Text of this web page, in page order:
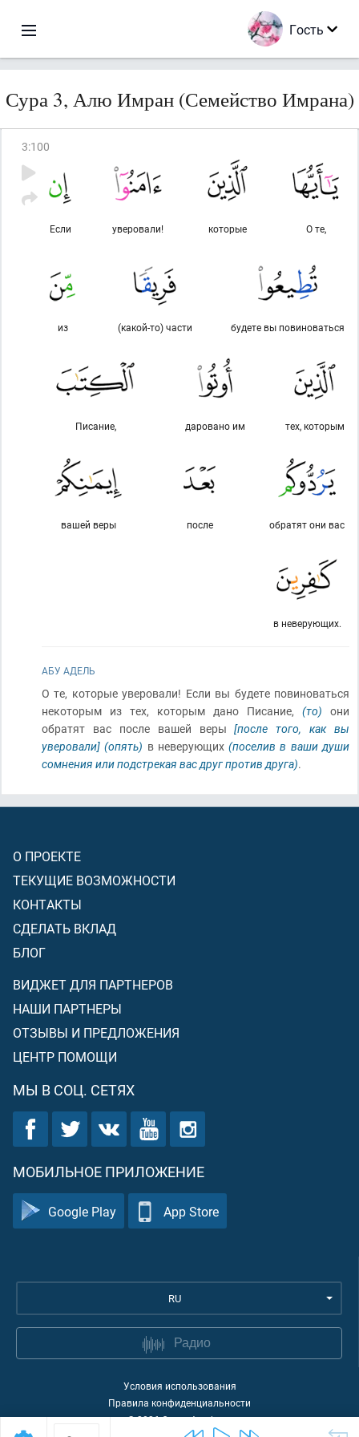
Гость
Сура 3, Алю Имран (Семейство Имрана)
3:100
О те,
которые
уверовали!
Если
будете вы повиноваться
(какой-то) части
из
тех, которым
даровано им
Писание,
обратят они вас
после
вашей веры
в неверующих.
АБУ АДЕЛЬ
О те, которые уверовали! Если вы будете повиноваться
некоторым из тех, которым дано Писание, (то) они
обратят вас после вашей веры[после того, как вы
уверовали] (опять) в неверующих(поселив в ваши души
сомнения или подстрекая вас друг против друга).
О ПРОЕКТЕ
ТЕКУЩИЕ ВОЗМОЖНОСТИ
КОНТАКТЫ
СДЕЛАТЬ ВКЛАД
БЛОГ
ВИДЖЕТ ДЛЯ ПАРТНЕРОВ
НАШИ ПАРТНЕРЫ
ОТЗЫВЫ И ПРЕДЛОЖЕНИЯ
ЦЕНТР ПОМОЩИ
МЫ В СОЦ. СЕТЯХ
МОБИЛЬНОЕ ПРИЛОЖЕНИЕ
Google Play App Store
RU
Радио
Условия использования
Правила конфиденциальности
©2026Quran Academy